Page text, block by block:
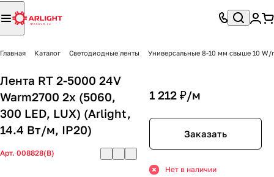
Главная Каталог Светодиодные ленты Универсальные 8-10 мм свыше 10 W/
Лента RT 2-5000 24V
Warm2700 2x (5060,
300 LED, LUX) (Arlight,
14.4 Вт/м, IP20)
Арт. 008828(B)
1 212 ₽/м
Заказать
Нет в наличии